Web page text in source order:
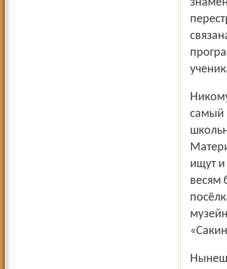
Никому в этих стенах не надо объяснять, что такое тот
самый
ищут и
весям
Нынешние Красные Ткачи на две трети, если не больше –